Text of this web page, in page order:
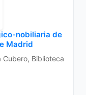
nobiliaria de
Madrid
Cubero, Biblioteca